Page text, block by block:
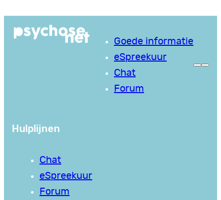
naar
Goede informatie
eSpreekuur
Chat
Forum
Hulplijnen
Chat
eSpreekuur
Forum